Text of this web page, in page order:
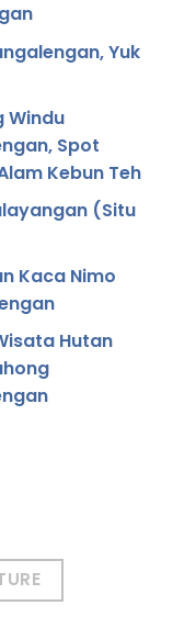
Yuk
Windu
Spot
Kebun Teh
(Situ
Kaca Nimo
Hutan